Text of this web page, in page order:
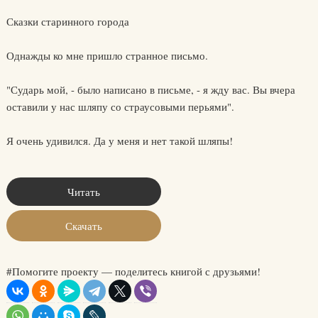
Сказки старинного города
Однажды ко мне пришло странное письмо.
"Сударь мой, - было написано в письме, - я жду вас. Вы вчера
оставили у нас шляпу со страусовыми перьями".
Я очень удивился. Да у меня и нет такой шляпы!
Читать
Скачать
#Помогите проекту — поделитесь книгой с друзьями!